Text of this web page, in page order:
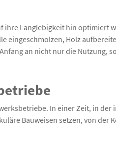
ihre Langlebigkeit hin optimiert
eingeschmolzen, Holz
an nicht nur die Nutzung,
In einer Zeit, in der
Bauweisen setzen, von der